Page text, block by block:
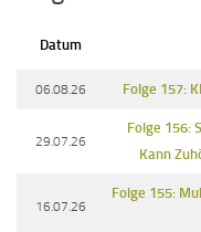
Datum
06.08.26 Folge 157:
29.07.26
Folge 156:
Kann
16.07.26
Folge 155: